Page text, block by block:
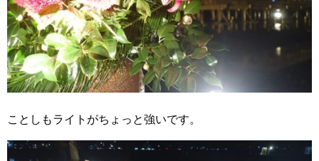
ことしもライトがちょっと強いです。